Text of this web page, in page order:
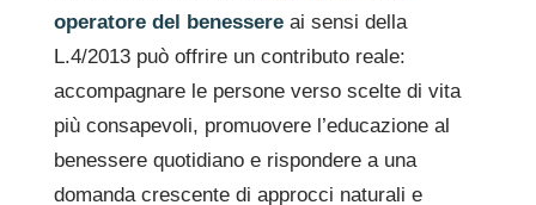
operatore del benessere ai sensi della
L.4/2013 può offrire un contributo reale:
accompagnare le persone verso scelte di vita
più consapevoli, promuovere l’educazione al
benessere quotidiano e rispondere a una
domanda crescente di approcci naturali e